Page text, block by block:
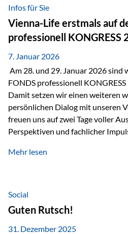
Beide Ansätze haben ihre
entfalten sie oft gerade in Kombination. ETFs:
gestreut und klar strukturiert…
Infos für Sie
Vienna-Life erstmals auf
professionell KONGRESS
7. Januar 2026
Am 28. und 29. Januar 2026 sind
FONDS professionell
Damit setzen wir einen weiteren
persönlichen Dialog mit unseren
freuen uns auf zwei Tage voller
Perspektiven und fachlicher
Branchentreffen für Finanz- und
Vermögensstrukturierung und
gemeinsam zu diskutieren.
beiden Kongresstagen stehen
Fichtenbauer, Dirk…
Mehr lesen
Social
Guten Rutsch!
31. Dezember 2025